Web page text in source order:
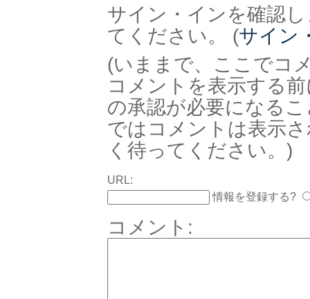
サイン・インを確認
てください。 (サイン
(いままで、ここでコ
コメントを表示する
の承認が必要になる
ではコメントは表示
く待ってください。)
URL:
情報を登録する?
コメント: